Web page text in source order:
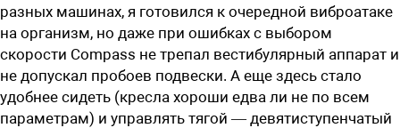
разных машинах, я готовился к очередной виброатаке
на организм, но даже при ошибках с выбором
скорости Compass не трепал вестибулярный аппарат и
не допускал пробоев подвески. А еще здесь стало
удобнее сидеть (кресла хороши едва ли не по всем
параметрам) и управлять тягой — девятиступенчатый